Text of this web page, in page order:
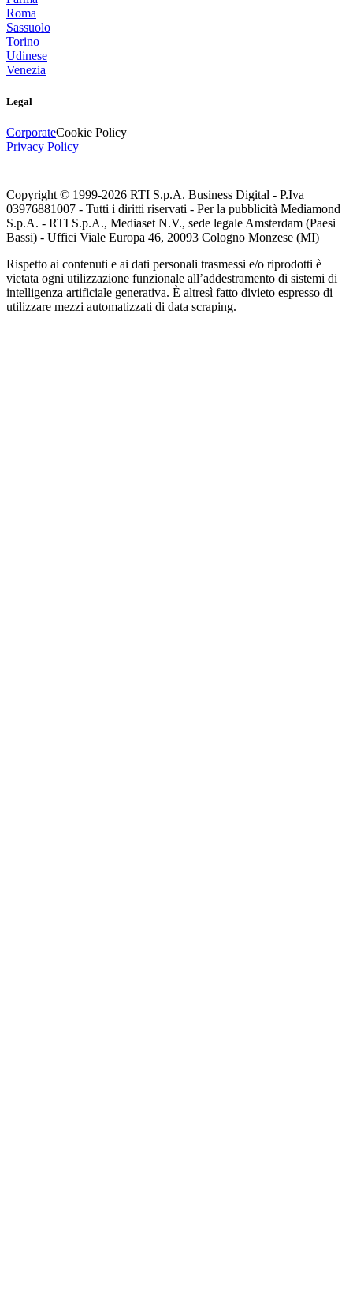
Roma
Sassuolo
Torino
Udinese
Venezia
Legal
CorporateCookie Policy
Privacy Policy
Copyright © 1999-2026 RTI S.p.A. Business Digital - P.Iva
03976881007 - Tutti i diritti riservati - Per la pubblicità Mediamond
S.p.A. - RTI S.p.A., Mediaset N.V., sede legale Amsterdam (Paesi
Bassi) - Uffici Viale Europa 46, 20093 Cologno Monzese (MI)
Rispetto ai contenuti e ai dati personali trasmessi e/o riprodotti è
vietata ogni utilizzazione funzionale all’addestramento di sistemi di
intelligenza artificiale generativa. È altresì fatto divieto espresso di
utilizzare mezzi automatizzati di data scraping.